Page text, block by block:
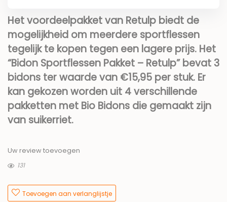
Het voordeelpakket van Retulp biedt de
mogelijkheid om meerdere sportflessen
tegelijk te kopen tegen een lagere prijs. Het
“Bidon Sportflessen Pakket – Retulp” bevat 3
bidons ter waarde van €15,95 per stuk. Er
kan gekozen worden uit 4 verschillende
pakketten met Bio Bidons die gemaakt zijn
van suikerriet.
Uw review toevoegen
131
Toevoegen aan verlanglijstje